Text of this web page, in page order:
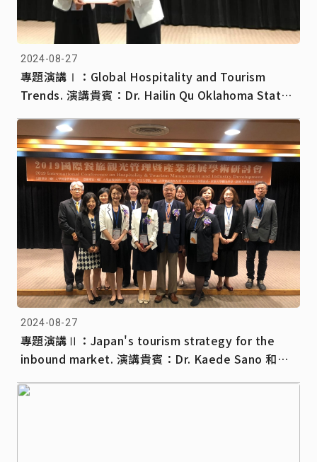
2024-08-27
專題演講Ⅰ：Global Hospitality and Tourism
Trends. 演講貴賓：Dr. Hailin Qu Oklahoma State
2024-08-27
專題演講Ⅱ：Japan's tourism strategy for the
inbound market. 演講貴賓：Dr. Kaede Sano 和歌